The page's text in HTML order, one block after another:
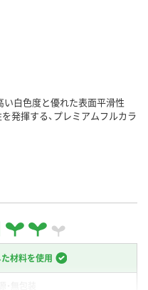
い白色度と優れた表面平滑性
発揮する、プレミアムフルカラ
材料を使用